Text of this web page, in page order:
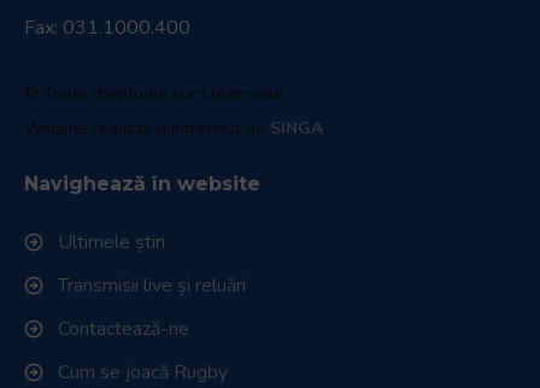
Fax: 031.1000.400
© Toate drepturile sunt rezervate.
Website realizat și întreținut de SINGA
Navighează în website
Ultimele știri
Transmisii live și reluări
Contactează-ne
Cum se joacă Rugby